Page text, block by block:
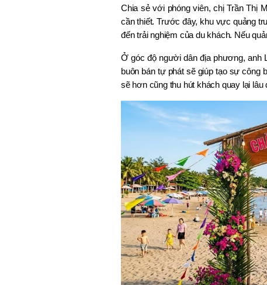
Chia sẻ với phóng viên, chị Trần Thị
cần thiết. Trước đây, khu vực quảng
đến trải nghiệm của du khách. Nếu
Ở góc độ người dân địa phương, anh
buôn bán tự phát sẽ giúp tạo sự công
sẽ hơn cũng thu hút khách quay lại lâu